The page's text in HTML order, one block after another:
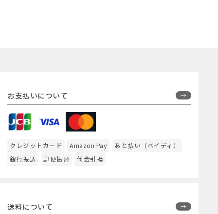
お支払いについて
クレジットカード Amazon Pay
あと払い（ペイディ）
銀行振込
郵便振替 代金引換
送料について